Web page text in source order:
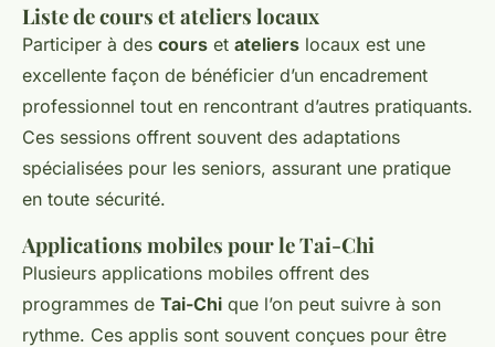
Liste de cours et ateliers locaux
Participer à des cours et ateliers locaux est une
excellente façon de bénéficier d’un encadrement
professionnel tout en rencontrant d’autres pratiquants.
Ces sessions offrent souvent des adaptations
spécialisées pour les seniors, assurant une pratique
en toute sécurité.
Applications mobiles pour le Tai-Chi
Plusieurs applications mobiles offrent des
programmes de Tai-Chi que l’on peut suivre à son
rythme. Ces applis sont souvent conçues pour être